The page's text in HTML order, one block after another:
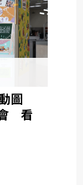
圖
會 看